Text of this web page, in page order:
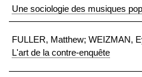
Une sociologie des musiques
FULLER, Matthew; WEIZMAN,
L'art de la contre-enquête